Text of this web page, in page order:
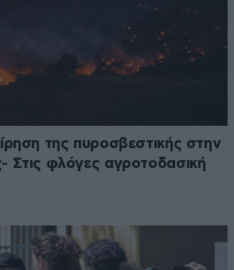
της πυροσβεστικής στην
Στις φλόγες αγροτοδασική